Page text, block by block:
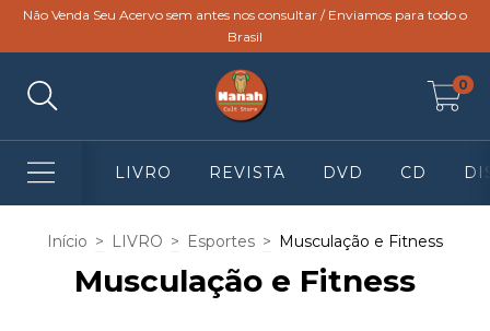
Não Venda Seu Acervo sem antes nos consultar / Enviamos para todo o
Brasil
0
LIVRO REVISTA DVD CD
Início > LIVRO > Esportes > Musculação e Fitness
Musculação e Fitness